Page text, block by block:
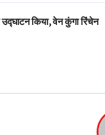
किया, वेन कुंगा रिंचेन